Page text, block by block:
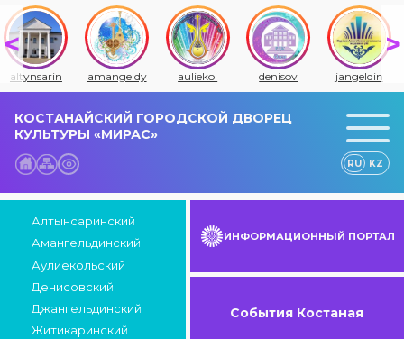
altynsarin amangeldy auliekol denisov jangeldin
КОСТАНАЙСКИЙ ГОРОДСКОЙ ДВОРЕЦ
КУЛЬТУРЫ «МИРАС»
RU KZ
Алтынсаринский
Амангельдинский
Аулиекольский
Денисовский
Джангельдинский
Житикаринский
ИНФОРМАЦИОННЫЙ ПОРТАЛ
События Костаная